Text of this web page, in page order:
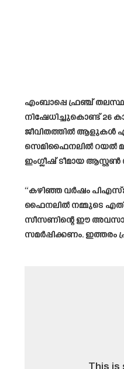
എംബാപ്പെ ഫ്രഞ്ച്
നിഷേധിച്ചുകൊണ്ട് 26
ജീവിതത്തിൽ ആളുകൾ
സെമിഫൈനലിൽ റയൽ
ഇംഗ്ലീഷ് ടീമായ
“കഴിഞ്ഞ വർഷം
ഫൈനലിൽ നമ്മുടെ
സീസണിന്റെ ഈ
സമർപ്പിക്കണം.